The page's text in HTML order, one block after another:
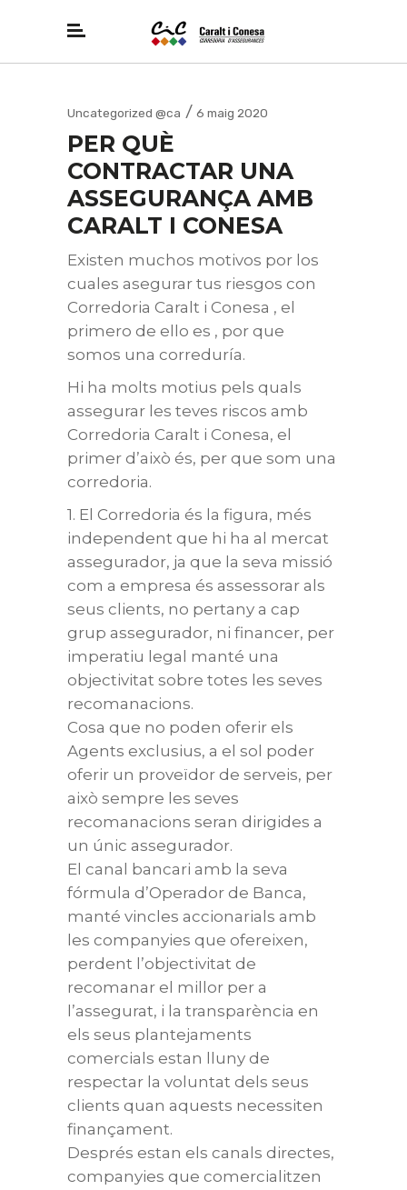
Uncategorized @ca 6 maig 2020
PER QUÈ
CONTRACTAR UNA
ASSEGURANÇA AMB
CARALT I CONESA
Existen muchos motivos por los
cuales asegurar tus riesgos con
Corredoria Caralt i Conesa , el
primero de ello es , por que
somos una correduría.
Hi ha molts motius pels quals
assegurar les teves riscos amb
Corredoria Caralt i Conesa, el
primer d’això és, per que som una
corredoria.
1. El Corredoria és la figura, més
independent que hi ha al mercat
assegurador, ja que la seva missió
com a empresa és assessorar als
seus clients, no pertany a cap
grup assegurador, ni financer, per
imperatiu legal manté una
objectivitat sobre totes les seves
recomanacions.
Cosa que no poden oferir els
Agents exclusius, a el sol poder
oferir un proveïdor de serveis, per
això sempre les seves
recomanacions seran dirigides a
un únic assegurador.
El canal bancari amb la seva
fórmula d’Operador de Banca,
manté vincles accionarials amb
les companyies que ofereixen,
perdent l’objectivitat de
recomanar el millor per a
l’assegurat, i la transparència en
els seus plantejaments
comercials estan lluny de
respectar la voluntat dels seus
clients quan aquests necessiten
finançament.
Després estan els canals directes,
companyies que comercialitzen